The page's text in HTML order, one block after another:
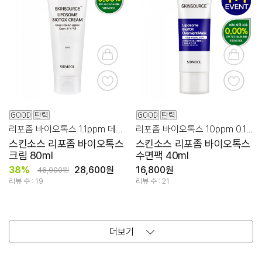
스킨소스 리포좀 바이오톡스
크림 80ml
38% 46,000원 28,600원
리뷰 수 : 19
스킨소스 리포좀 바이오톡스
수면팩 40ml
16,800원
리뷰 수 : 21
더보기